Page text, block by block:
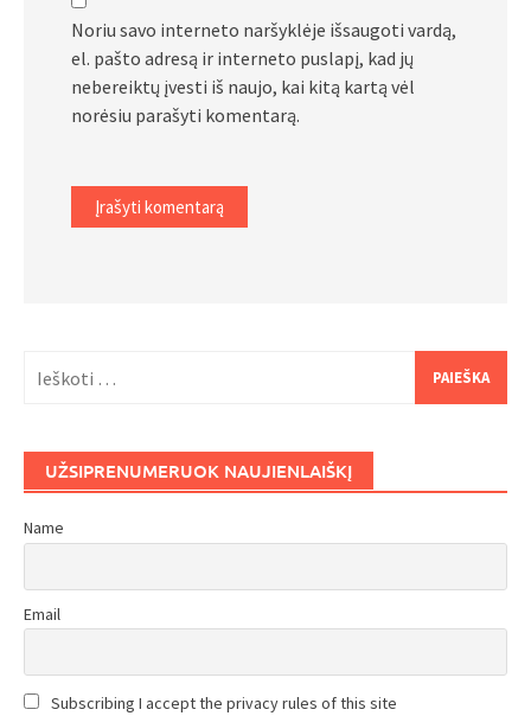
Noriu savo interneto naršyklėje išsaugoti vardą,
el. pašto adresą ir interneto puslapį, kad jų
nebereiktų įvesti iš naujo, kai kitą kartą vėl
norėsiu parašyti komentarą.
UŽSIPRENUMERUOK NAUJIENLAIŠKĮ
Name
Email
Subscribing I accept the privacy rules of this site